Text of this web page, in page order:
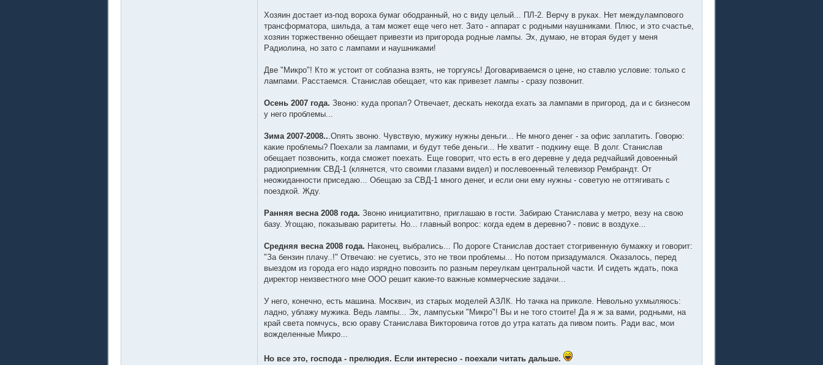
Хозяин достает из-под вороха бумаг ободранный, но с виду целый... ПЛ-2. Верчу в руках. Нет междулампового
трансформатора, шильда, а там может еще чего нет. Зато - аппарат с родными наушниками. Плюс, и это счастье,
хозяин торжественно обещает привезти из пригорода родные лампы. Эх, думаю, не вторая будет у меня
Радиолина, но зато с лампами и наушниками!
Две "Микро"! Кто ж устоит от соблазна взять, не торгуясь! Договариваемся о цене, но ставлю условие: только с
лампами. Расстаемся. Станислав обещает, что как привезет лампы - сразу позвонит.
Осень 2007 года. Звоню: куда пропал? Отвечает, дескать некогда ехать за лампами в пригород, да и с бизнесом
у него проблемы...
Зима 2007-2008...Опять звоню. Чувствую, мужику нужны деньги... Не много денег - за офис заплатить. Говорю:
какие проблемы? Поехали за лампами, и будут тебе деньги... Не хватит - подкину еще. В долг. Станислав
обещает позвонить, когда сможет поехать. Еще говорит, что есть в его деревне у деда редчайший довоенный
радиоприемник СВД-1 (клянется, что своими глазами видел) и послевоенный телевизор Рембрандт. От
неожиданности приседаю... Обещаю за СВД-1 много денег, и если они ему нужны - советую не оттягивать с
поездкой. Жду.
Ранняя весна 2008 года. Звоню инициатитвно, приглашаю в гости. Забираю Станислава у метро, везу на свою
базу. Угощаю, показываю раритеты. Но... главный вопрос: когда едем в деревню? - повис в воздухе...
Средняя весна 2008 года. Наконец, выбрались... По дороге Станислав достает стогривенную бумажку и говорит:
"За бензин плачу..!" Отвечаю: не суетись, это не твои проблемы... Но потом призадумался. Оказалось, перед
выездом из города его надо изрядно повозить по разным переулкам центральной части. И сидеть ждать, пока
директор неизвестного мне ООО решит какие-то важные коммерческие задачи...
У него, конечно, есть машина. Москвич, из старых моделей АЗЛК. Но тачка на приколе. Невольно ухмыляюсь:
ладно, ублажу мужика. Ведь лампы... Эх, лампуськи "Микро"! Вы и не того стоите! Да я ж за вами, родными, на
край света помчусь, всю ораву Станислава Викторовича готов до утра катать да пивом поить. Ради вас, мои
вожделенные Микро...
Но все это, господа - прелюдия. Если интересно - поехали читать дальше.